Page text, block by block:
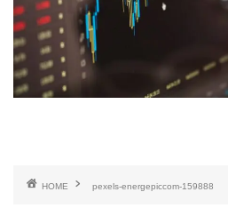
HOME pexels-energepiccom-159888